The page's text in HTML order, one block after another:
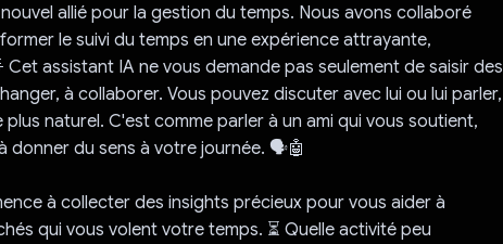
allié pour la gestion du temps. Nous avons collaboré
le suivi du temps en une expérience attrayante,
Cet assistant IA ne vous demande pas seulement de saisir des
à collaborer. Vous pouvez discuter avec lui ou lui parler,
plus naturel. C'est comme parler à un ami qui vous soutient,
donner du sens à votre journée. 🗣️🤖
à collecter des insights précieux pour vous aider à
qui vous volent votre temps. ⏳ Quelle activité peu